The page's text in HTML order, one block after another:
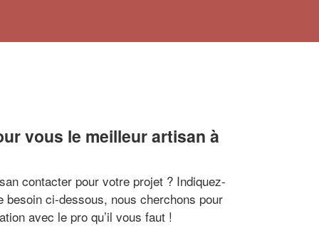
vous le meilleur artisan à
contacter pour votre projet ? Indiquez-
besoin ci-dessous, nous cherchons pour
avec le pro qu’il vous faut !